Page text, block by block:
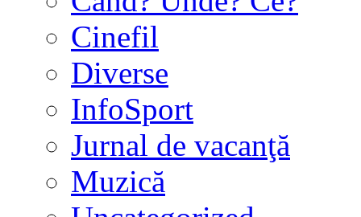
Cinefil
Diverse
InfoSport
Jurnal de vacanţă
Muzică